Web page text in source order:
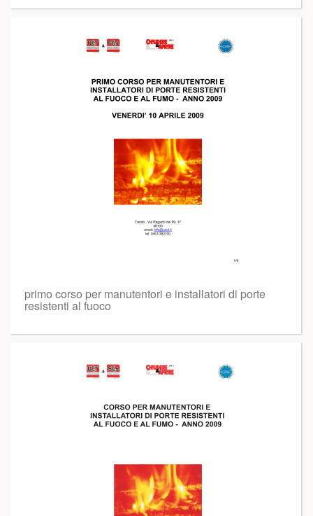
primo corso per manutentori e installatori di porte
resistenti al fuoco